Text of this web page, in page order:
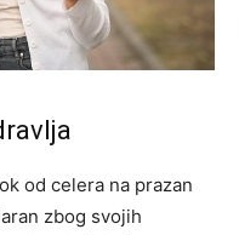
od celera na prazan
zbog svojih